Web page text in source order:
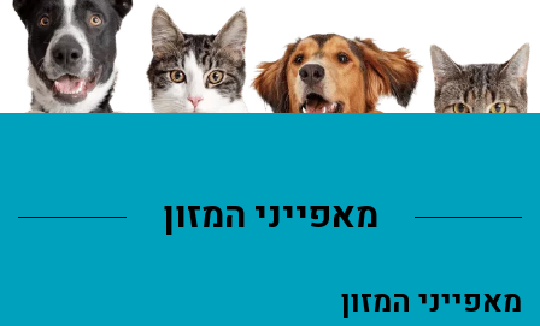
מאפייני המזון
מאפייני המזון